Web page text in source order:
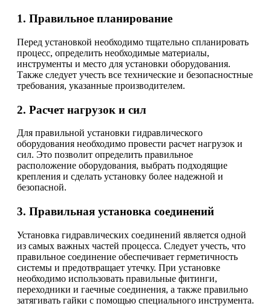
1. Правильное планирование
Перед установкой необходимо тщательно спланировать
процесс, определить необходимые материалы,
инструменты и место для установки оборудования.
Также следует учесть все технические и безопасностные
требования, указанные производителем.
2. Расчет нагрузок и сил
Для правильной установки гидравлического
оборудования необходимо провести расчет нагрузок и
сил. Это позволит определить правильное
расположение оборудования, выбрать подходящие
крепления и сделать установку более надежной и
безопасной.
3. Правильная установка соединений
Установка гидравлических соединений является одной
из самых важных частей процесса. Следует учесть, что
правильное соединение обеспечивает герметичность
системы и предотвращает утечку. При установке
необходимо использовать правильные фитинги,
переходники и гаечные соединения, а также правильно
затягивать гайки с помощью специального инструмента.